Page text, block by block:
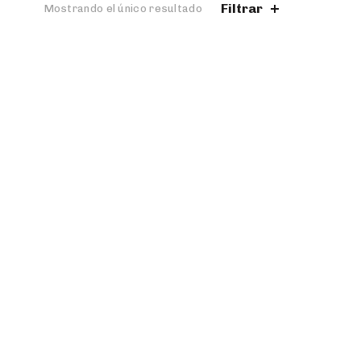
Mostrando el único resultado Filtrar